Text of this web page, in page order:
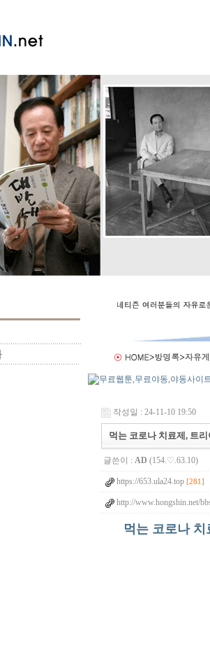
작성일 : 24-11-10 19:50
먹는 코로나 치료제, 트
글쓴이 : AD (154.♡.63.10)
https://653.ula24.top [281]
http://www.hongshin.net/
먹는 코로나